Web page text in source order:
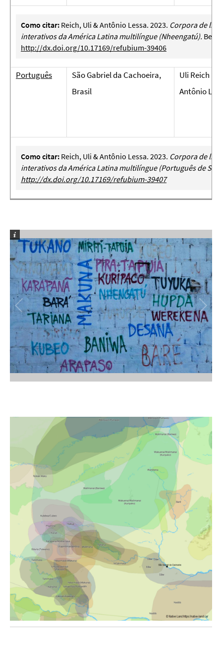
Como citar: Reich, Uli & Antônio Lessa. 2023. Corpora de
interativos da América Latina multilíngue (Nheengatú).
http://dx.doi.org/10.17169/refubium-39406
Português
São Gabriel da Cachoeira,
Brasil
Uli Reich
Antônio
Como citar: Reich, Uli & Antônio Lessa. 2023. Corpora de
interativos da América Latina multilíngue (Português de São
http://dx.doi.org/10.17169/refubium-39407